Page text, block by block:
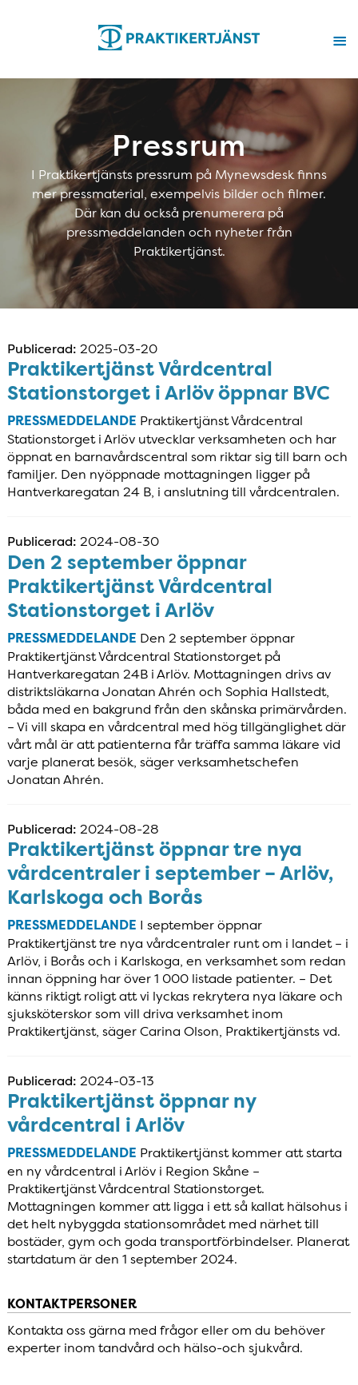
Pressrum
I Praktikertjänsts pressrum på Mynewsdesk finns
mer pressmaterial, exempelvis bilder och filmer.
Där kan du också prenumerera på
pressmeddelanden och nyheter från
Praktikertjänst.
Publicerad: 2025-03-20
Praktikertjänst Vårdcentral
Stationstorget i Arlöv öppnar BVC
PRESSMEDDELANDE Praktikertjänst Vårdcentral
Stationstorget i Arlöv utvecklar verksamheten och har
öppnat en barnavårdscentral som riktar sig till barn och
familjer. Den nyöppnade mottagningen ligger på
Hantverkaregatan 24 B, i anslutning till vårdcentralen.
Publicerad: 2024-08-30
Den 2 september öppnar
Praktikertjänst Vårdcentral
Stationstorget i Arlöv
PRESSMEDDELANDE Den 2 september öppnar
Praktikertjänst Vårdcentral Stationstorget på
Hantverkaregatan 24B i Arlöv. Mottagningen drivs av
distriktsläkarna Jonatan Ahrén och Sophia Hallstedt,
båda med en bakgrund från den skånska primärvården.
– Vi vill skapa en vårdcentral med hög tillgänglighet där
vårt mål är att patienterna får träffa samma läkare vid
varje planerat besök, säger verksamhetschefen
Jonatan Ahrén.
Publicerad: 2024-08-28
Praktikertjänst öppnar tre nya
vårdcentraler i september – Arlöv,
Karlskoga och Borås
PRESSMEDDELANDE I september öppnar
Praktikertjänst tre nya vårdcentraler runt om i landet – i
Arlöv, i Borås och i Karlskoga, en verksamhet som redan
innan öppning har över 1 000 listade patienter. – Det
känns riktigt roligt att vi lyckas rekrytera nya läkare och
sjuksköterskor som vill driva verksamhet inom
Praktikertjänst, säger Carina Olson, Praktikertjänsts vd.
Publicerad: 2024-03-13
Praktikertjänst öppnar ny
vårdcentral i Arlöv
PRESSMEDDELANDE Praktikertjänst kommer att starta
en ny vårdcentral i Arlöv i Region Skåne –
Praktikertjänst Vårdcentral Stationstorget.
Mottagningen kommer att ligga i ett så kallat hälsohus i
det helt nybyggda stationsområdet med närhet till
bostäder, gym och goda transportförbindelser. Planerat
startdatum är den 1 september 2024.
KONTAKTPERSONER
Kontakta oss gärna med frågor eller om du behöver
experter inom tandvård och hälso-och sjukvård.